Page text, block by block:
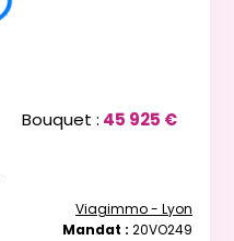
Bouquet : 45 925 €
Viagimmo - Lyon
Mandat : 20VO249